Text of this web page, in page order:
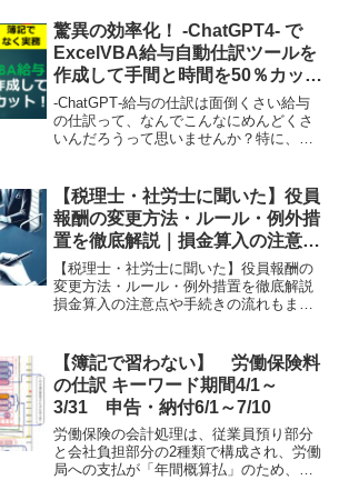
ス業務効率化を追求している筆者です。
本記事では、オン...
驚異の効率化！ ‐ChatGPT4‐ で
ExcelVBA給与自動仕訳ツールを
作成して手間と時間を50％カッ
ト！
‐ChatGPT‐給与の仕訳は面倒くさい給与
の仕訳って、なんでこんなにめんどくさ
いんだろうって思いませんか？特に、大
難点。だから、経理担当者は従業員名を
隠した給与データ...
【税理士・社労士に聞いた】役員
報酬の変更方法・ルール・例外措
置を徹底解説｜損金算入の注意点
や手続きの流れもまるわかり！
【税理士・社労士に聞いた】役員報酬の
変更方法・ルール・例外措置を徹底解説
損金算入の注意点や手続きの流れもまる
株式会社などの法人では、事業年度が始
まってから3カ月以内に役...
【簿記で習わない】 労働保険料
の仕訳 キーワード期間4/1～
3/31 申告・納付6/1～7/10
労働保険の会計処理は、従業員預り部分
と会社負担部分の2種類で構成され、労働
局への支払が「年間概算払」のため、理